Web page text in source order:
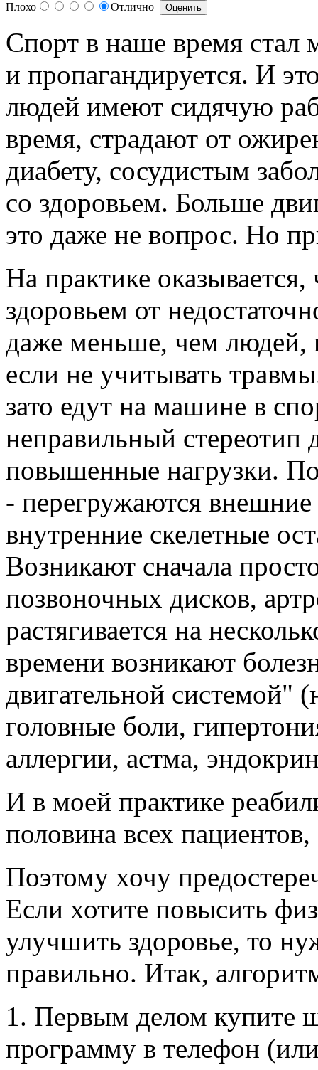
Плохо Отлично
Спорт в наше время стал
и пропагандируется. И
людей имеют сидячую
время, страдают от
диабету, сосудистым
со здоровьем. Больше
это даже не вопрос. Но
На практике
здоровьем от
даже меньше, чем людей,
если не учитывать
зато едут на машине в
неправильный стереотип
повышенные нагрузки.
- перегружаются
внутренние скелетные
Возникают сначала
позвоночных дисков,
растягивается на
времени возникают
двигательной системой"
головные боли,
аллергии, астма,
И в моей практике
половина всех
Поэтому хочу
Если хотите повысить
улучшить здоровье, то
правильно. Итак,
1. Первым делом купите
программу в телефон